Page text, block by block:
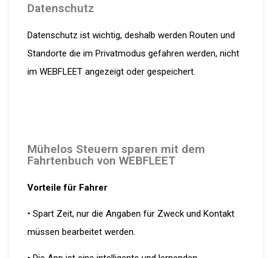
Datenschutz
Datenschutz ist wichtig, deshalb werden Routen und
Standorte die im Privatmodus gefahren werden, nicht
im WEBFLEET angezeigt oder gespeichert.
Mühelos Steuern sparen mit dem
Fahrtenbuch von WEBFLEET
Vorteile für Fahrer
• Spart Zeit, nur die Angaben für Zweck und Kontakt
müssen bearbeitet werden.